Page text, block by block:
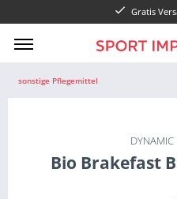
Gratis
sonstige Pflegemittel
DYNAMIC
Bio Brakefast